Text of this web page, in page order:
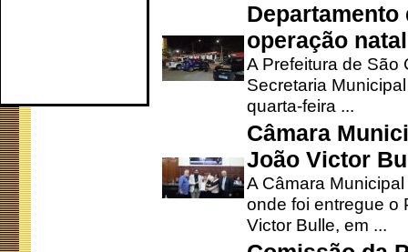
operação
A Prefeitura de São
Secretaria
quarta-feira ...
Câmara
João Victor
A Câmara
onde foi entregue o
Victor Bulle, em ...